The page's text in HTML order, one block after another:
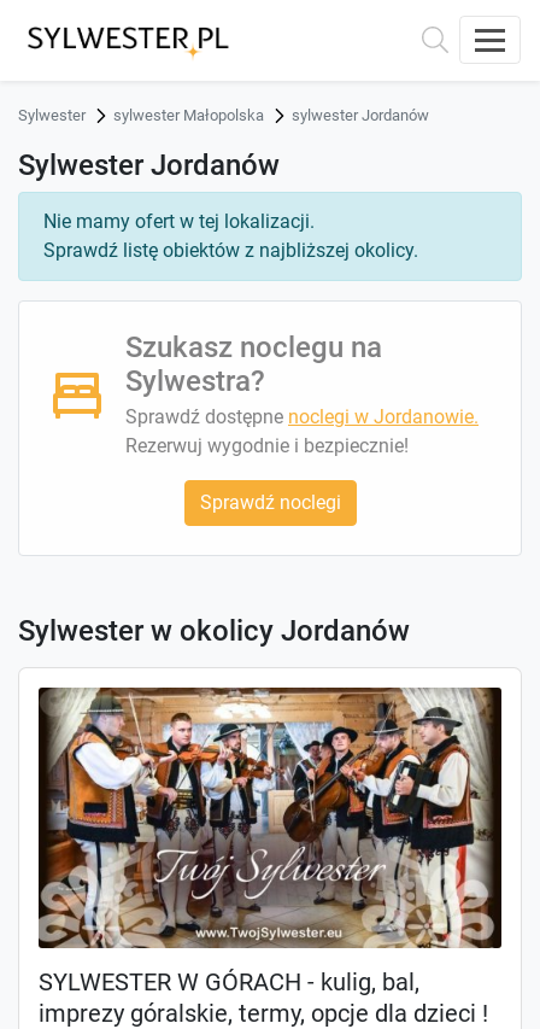
Sylwester sylwester Małopolska sylwester Jordanów
Sylwester Jordanów
Nie mamy ofert w tej lokalizacji.
Sprawdź listę obiektów z najbliższej okolicy.
Szukasz noclegu na
Sylwestra?
Sprawdź dostępne noclegi w Jordanowie.
Rezerwuj wygodnie i bezpiecznie!
Sprawdź noclegi
Sylwester w okolicy Jordanów
SYLWESTER W GÓRACH - kulig, bal,
imprezy góralskie, termy, opcje dla dzieci !